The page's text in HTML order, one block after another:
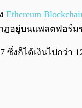
Ethereum
ยู่บนแพลตฟอร์ม
ซึ่งก็ได้เงินไปก